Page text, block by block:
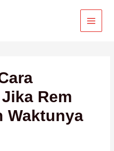
Rem
Waktunya